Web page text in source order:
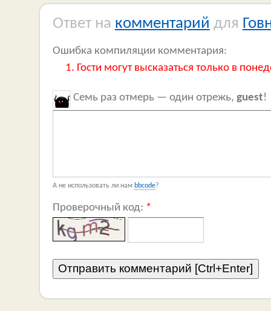
Ответ на комментарий для
Ошибка компиляции комментария:
Гости могут высказаться только в
Семь раз отмерь — один отрежь, guest!
А не использовать ли нам bbcode?
Проверочный код: *